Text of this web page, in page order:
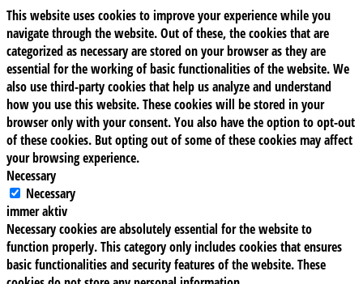
This website uses cookies to improve your experience while you
navigate through the website. Out of these, the cookies that are
categorized as necessary are stored on your browser as they are
essential for the working of basic functionalities of the website. We
also use third-party cookies that help us analyze and understand
how you use this website. These cookies will be stored in your
browser only with your consent. You also have the option to opt-out
of these cookies. But opting out of some of these cookies may affect
your browsing experience.
Necessary
Necessary
immer aktiv
Necessary cookies are absolutely essential for the website to
function properly. This category only includes cookies that ensures
basic functionalities and security features of the website. These